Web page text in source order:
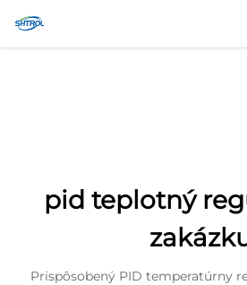
Kontaktujte Nás
pid teplotný
Prispôsobený PID temperatúrny